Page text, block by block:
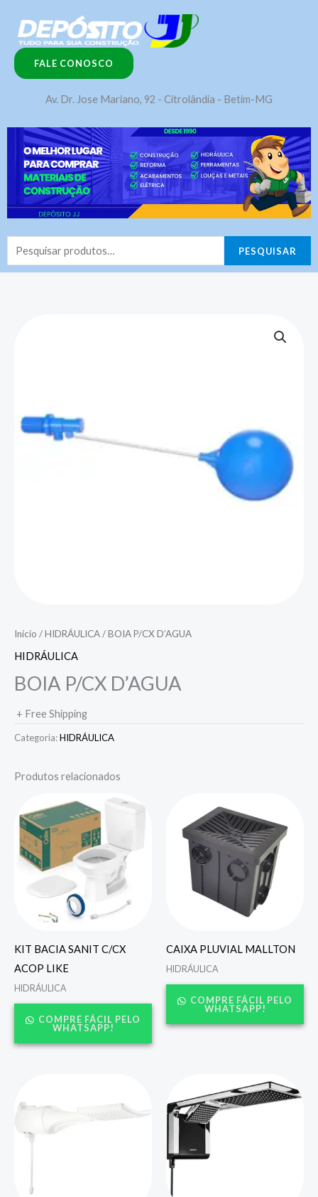
para
conteúdoFALE CONOSCO
Av. Dr. Jose Mariano, 92 - Citrolândia - Betim-MG
Pesquisar
por:
PESQUISAR
Início /HIDRÁULICA/ BOIA P/CX D’AGUA
HIDRÁULICA
BOIA P/CX D’AGUA
+ Free Shipping
Categoria:HIDRÁULICA
Produtos relacionados
KIT BACIA SANIT C/CX
ACOP LIKE
HIDRÁULICA
COMPRE FÁCIL PELO
WHATSAPP!
CAIXA PLUVIAL MALLTON
HIDRÁULICA
COMPRE FÁCIL PELO
WHATSAPP!